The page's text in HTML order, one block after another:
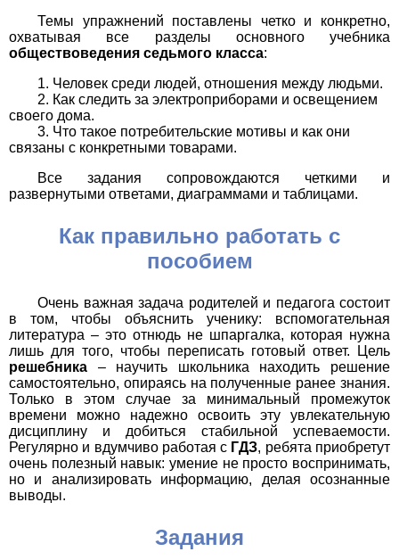
Темы упражнений поставлены четко и конкретно,
охватывая все разделы основного учебника
обществоведения седьмого класса:
Человек среди людей, отношения между людьми.
Как следить за электроприборами и освещением
своего дома.
Что такое потребительские мотивы и как они
связаны с конкретными товарами.
Все задания сопровождаются четкими и
развернутыми ответами, диаграммами и таблицами.
Как правильно работать с
пособием
Очень важная задача родителей и педагога состоит
в том, чтобы объяснить ученику: вспомогательная
литература – это отнюдь не шпаргалка, которая нужна
лишь для того, чтобы переписать готовый ответ. Цель
решебника – научить школьника находить решение
самостоятельно, опираясь на полученные ранее знания.
Только в этом случае за минимальный промежуток
времени можно надежно освоить эту увлекательную
дисциплину и добиться стабильной успеваемости.
Регулярно и вдумчиво работая с ГДЗ, ребята приобретут
очень полезный навык: умение не просто воспринимать,
но и анализировать информацию, делая осознанные
выводы.
Задания